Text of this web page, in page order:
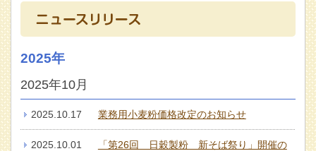
2025年
2025年10月
2025.10.17 業務用小麦粉価格改定のお知らせ
2025.10.01
「第26回 日穀製粉 新そば祭り」開催の